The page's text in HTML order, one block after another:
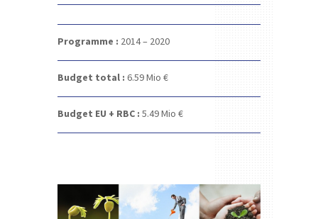
Programme : 2014 – 2020
Budget total : 6.59Mio €
Budget EU + RBC : 5.49Mio €